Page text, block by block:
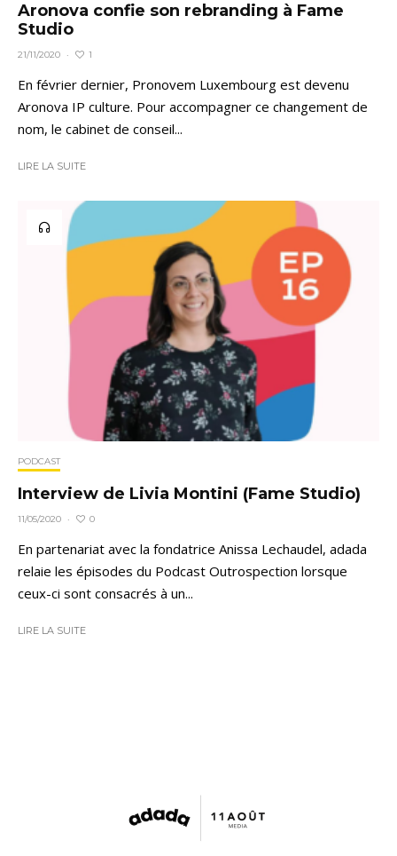
Aronova confie son rebranding à Fame
Studio
21/11/2020 · 1
En février dernier, Pronovem Luxembourg est devenu
Aronova IP culture. Pour accompagner ce changement de
nom, le cabinet de conseil...
LIRE LA SUITE
PODCAST
Interview de Livia Montini (Fame Studio)
11/05/2020 · 0
En partenariat avec la fondatrice Anissa Lechaudel, adada
relaie les épisodes du Podcast Outrospection lorsque
ceux-ci sont consacrés à un...
LIRE LA SUITE